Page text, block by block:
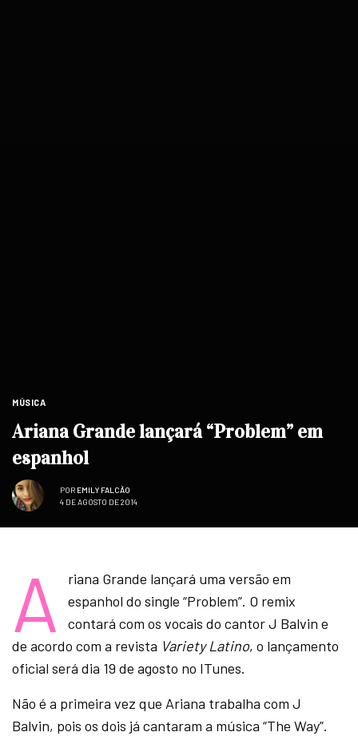
MÚSICA
Ariana Grande lançará “Problem” em
espanhol
POR EMILY FALCÃO
4 DE AGOSTO DE 2014
A
riana Grande lançará uma versão em
espanhol do single “Problem”. O remix
contará com os vocais do cantor J Balvin e
de acordo com a revista Variety Latino, o lançamento
oficial será dia 19 de agosto no ITunes.
Não é a primeira vez que Ariana trabalha com J
Balvin, pois os dois já cantaram a música “The Way”.